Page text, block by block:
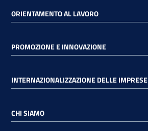
Seguici
ORIENTAMENTO AL LAVORO
PROMOZIONE E INNOVAZIONE
INTERNAZIONALIZZAZIONE DELLE IMPRESE
CHI SIAMO